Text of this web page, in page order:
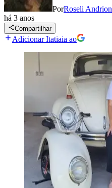
PorRoseli Andrion
há 3 anos
Compartilhar
Adicionar Itatiaia ao